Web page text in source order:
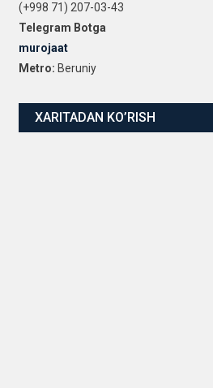
(+998 71) 207-03-43
Telegram Botga
murojaat
Metro: Beruniy
XARITADAN KO’RISH